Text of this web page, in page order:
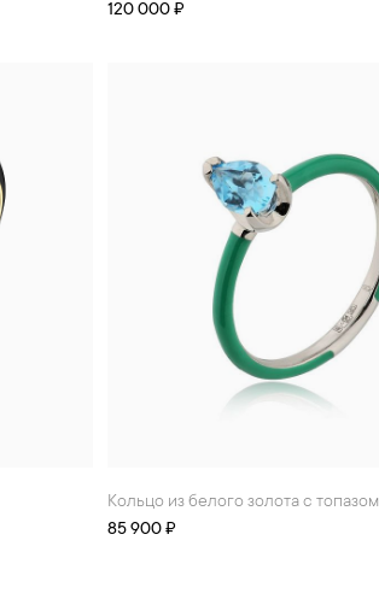
120 000 ₽
Кольцо из белого золота с топазом
85 900 ₽